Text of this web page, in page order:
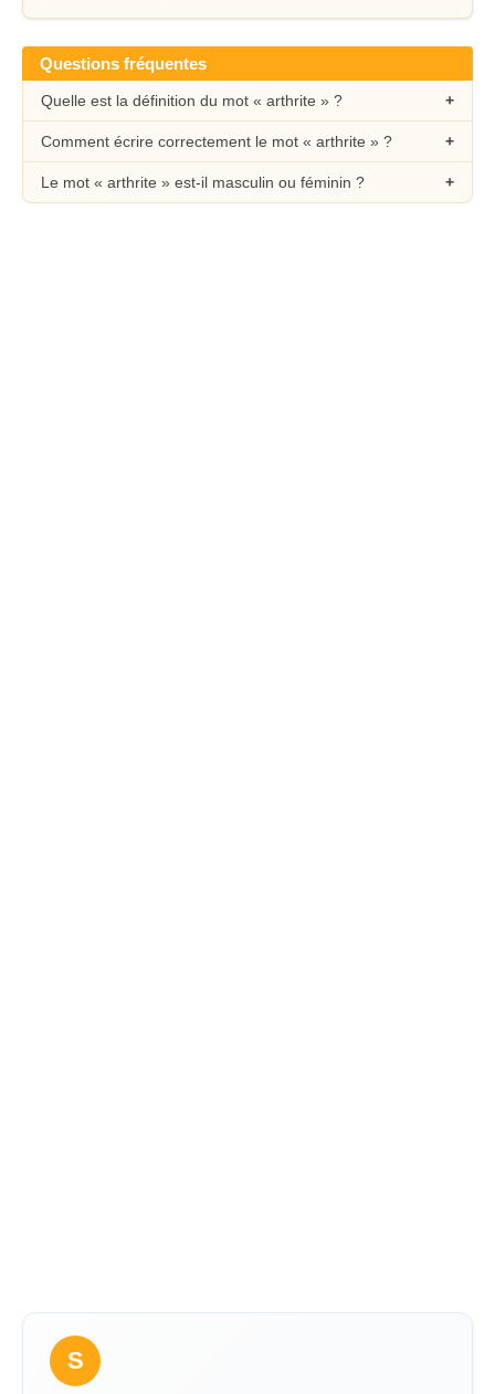
Questions fréquentes
Quelle est la définition du mot « arthrite » ?
Comment écrire correctement le mot « arthrite » ?
Le mot « arthrite » est-il masculin ou féminin ?
S